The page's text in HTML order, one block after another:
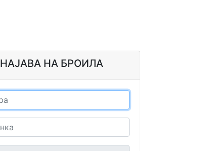
НАЈАВА НА БРОИЛА